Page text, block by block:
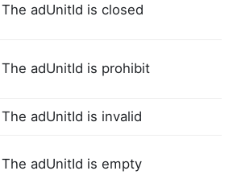
The adUnitId is closed
The adUnitId is prohibit
The adUnitId is invalid
The adUnitId is empty